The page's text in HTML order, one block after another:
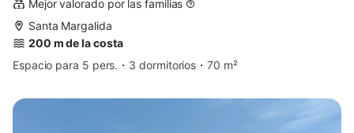
Mejor valorado por las familias
Santa Margalida
200 m de la costa
Espacio para 5 pers.
3 dormitorios 70 m²